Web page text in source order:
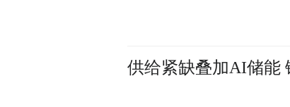
供给紧缺叠加AI储能